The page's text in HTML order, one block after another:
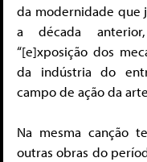
da modernidade que
a década
“[e]xposição dos
da indústria do
campo de ação da
Na mesma canção
outras obras do